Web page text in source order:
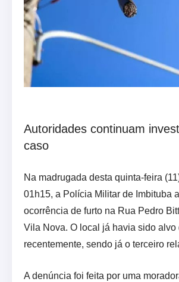
Autoridades continuam
caso
Na madrugada desta quinta-feira
01h15, a Polícia Militar de Imbituba
ocorrência de furto na Rua Pedro
Vila Nova. O local já havia sido alvo
recentemente, sendo já o terceiro
A denúncia foi feita por uma